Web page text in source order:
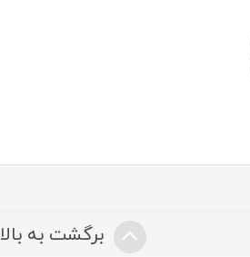
برگشت به بالا